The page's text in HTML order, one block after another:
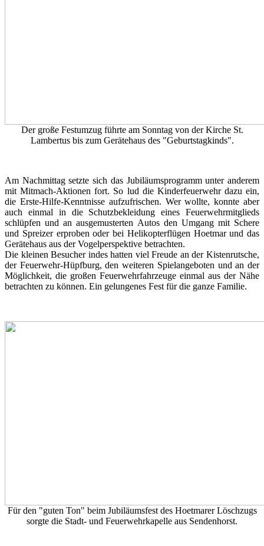
Der große Festumzug führte am Sonntag von der Kirche St.
Lambertus bis zum Gerätehaus des "Geburtstagkinds".
Am Nachmittag setzte sich das Jubiläumsprogramm unter anderem
mit Mitmach-Aktionen fort. So lud die Kinderfeuerwehr dazu ein,
die Erste-Hilfe-Kenntnisse aufzufrischen. Wer wollte, konnte aber
auch einmal in die Schutzbekleidung eines Feuerwehrmitglieds
schlüpfen und an ausgemusterten Autos den Umgang mit Schere
und Spreizer erproben oder bei Helikopterflügen Hoetmar und das
Gerätehaus aus der Vogelperspektive betrachten.
Die kleinen Besucher indes hatten viel Freude an der Kistenrutsche,
der Feuerwehr-Hüpfburg, den weiteren Spielangeboten und an der
Möglichkeit, die großen Feuerwehrfahrzeuge einmal aus der Nähe
betrachten zu können. Ein gelungenes Fest für die ganze Familie.
Für den "guten Ton" beim Jubiläumsfest des Hoetmarer Löschzugs
sorgte die Stadt- und Feuerwehrkapelle aus Sendenhorst.